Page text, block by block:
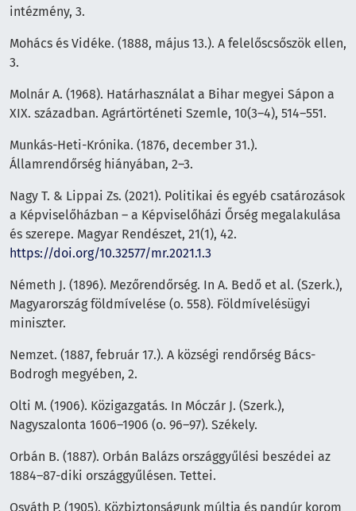
intézmény, 3.
Mohács és Vidéke. (1888, május 13.). A felelőscsőszök ellen,
3.
Molnár A. (1968). Határhasználat a Bihar megyei Sápon a
XIX. században. Agrártörténeti Szemle, 10(3–4), 514–551.
Munkás-Heti-Krónika. (1876, december 31.).
Államrendőrség hiányában, 2–3.
Nagy T. & Lippai Zs. (2021). Politikai és egyéb csatározások
a Képviselőházban – a Képviselőházi Őrség megalakulása
és szerepe. Magyar Rendészet, 21(1), 42.
https://doi.org/10.32577/mr.2021.1.3
Németh J. (1896). Mezőrendőrség. In A. Bedő et al. (Szerk.),
Magyarország földmívelése (o. 558). Földmívelésügyi
miniszter.
Nemzet. (1887, február 17.). A községi rendőrség Bács-
Bodrogh megyében, 2.
Olti M. (1906). Közigazgatás. In Móczár J. (Szerk.),
Nagyszalonta 1606–1906 (o. 96–97). Székely.
Orbán B. (1887). Orbán Balázs országgyűlési beszédei az
1884–87-diki országgyűlésen. Tettei.
Osváth P. (1905). Közbiztonságunk múltja és pandúr korom